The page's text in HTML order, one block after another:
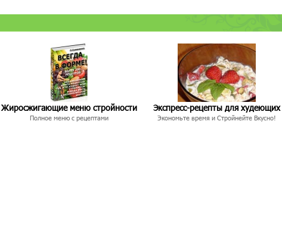
Жиросжигающие меню стройности
Полное меню с рецептами
Экспресс-рецепты для худеющих
Экономьте время и Стройнейте Вкусно!